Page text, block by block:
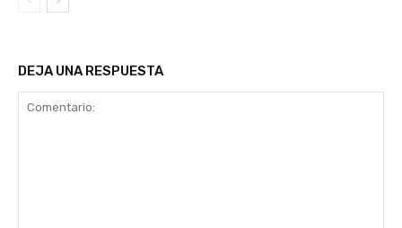
DEJA UNA RESPUESTA